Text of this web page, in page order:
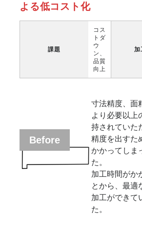
よる低コスト化
課題
コス
トダ
ウ
ン、
品質
向上
加
Before
寸法精度、面
より必要以上
持されていた
精度を出すた
かかってしま
た。
加工時間がか
とから、最適
加工ができて
た。